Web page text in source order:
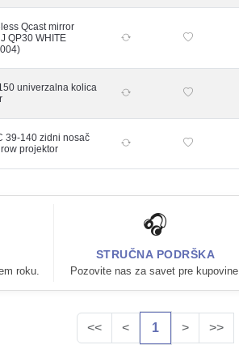
Qcast mirror
QP30 WHITE
univerzalna kolica
39-140 zidni nosač
projektor
roku.
🎧
STRUČNA PODRŠKA
Pozovite nas za savet pre kupovine.
<< < 1 > >>